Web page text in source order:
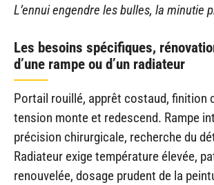
L’ennui engendre les bulles, la minutie
Les besoins spécifiques,
d’une rampe ou d’un radiateur
Portail rouillé, apprêt costaud, finition
tension monte et redescend. Rampe
précision chirurgicale, recherche du
Radiateur exige température élevée,
renouvelée, dosage prudent de la